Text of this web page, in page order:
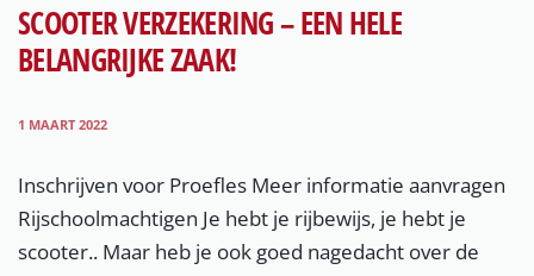
SCOOTER VERZEKERING – EEN HELE
BELANGRIJKE ZAAK!
1 MAART 2022
Inschrijven voor Proefles Meer informatie aanvragen
Rijschoolmachtigen Je hebt je rijbewijs, je hebt je
scooter.. Maar heb je ook goed nagedacht over de